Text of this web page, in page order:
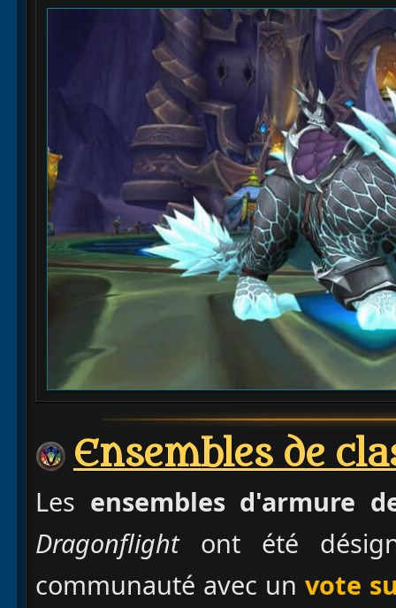
Ensembles de
Les ensembles d'armure
Dragonflightont été
communauté avec unvote